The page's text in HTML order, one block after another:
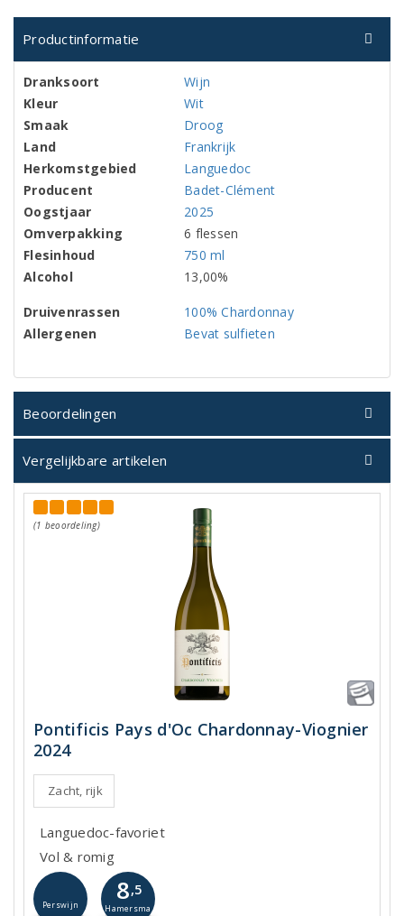
Productinformatie
Dranksoort
Wijn
Kleur
Wit
Smaak
Droog
Land
Frankrijk
Herkomstgebied
Languedoc
Producent
Badet-Clément
Oogstjaar
2025
Omverpakking
6 flessen
Flesinhoud
750 ml
Alcohol
13,00%
Druivenrassen
100% Chardonnay
Allergenen
Bevat sulfieten
Beoordelingen
Vergelijkbare artikelen
(1 beoordeling)
Pontificis Pays d'Oc Chardonnay-Viognier
2024
Zacht, rijk
Languedoc-favoriet
Vol & romig
Perswijn 8,5
Hamersma